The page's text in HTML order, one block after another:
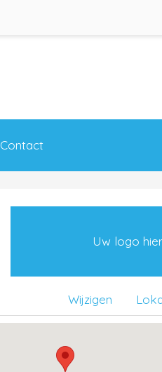
Contact
Uw logo
Wijzigen